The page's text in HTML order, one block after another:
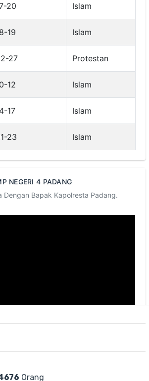
20 Islam
19 Islam
27 Protestan
12 Islam
17 Islam
23 Islam
NEGERI 4 PADANG
Dengan Bapak Kapolresta Padang.
Orang